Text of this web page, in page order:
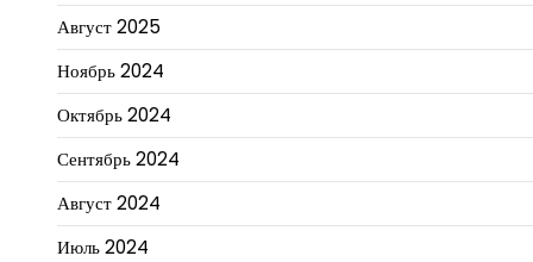
Август 2025
Ноябрь 2024
Октябрь 2024
Сентябрь 2024
Август 2024
Июль 2024